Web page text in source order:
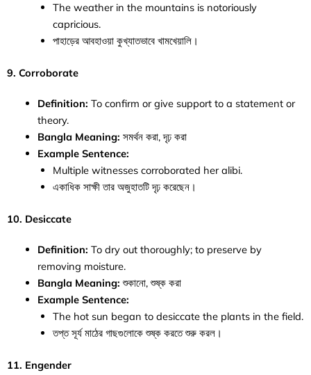
The weather in the mountains is notoriously
capricious.
পাহাড়ের আবহাওয়া কুখ্যাতভাবে খামখেয়ালি।
9. Corroborate
Definition: To confirm or give support to a statement or
theory.
Bangla Meaning: সমর্থন করা, দৃঢ় করা
Example Sentence:
Multiple witnesses corroborated her alibi.
একাধিক সাক্ষী তার অজুহাতটি দৃঢ় করেছেন।
10. Desiccate
Definition: To dry out thoroughly; to preserve by
removing moisture.
Bangla Meaning: শুকানো, শুষ্ক করা
Example Sentence:
The hot sun began to desiccate the plants in the field.
তপ্ত সূর্য মাঠের গাছগুলোকে শুষ্ক করতে শুরু করল।
11. Engender